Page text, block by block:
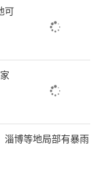
可
淄博等地局部有暴雨